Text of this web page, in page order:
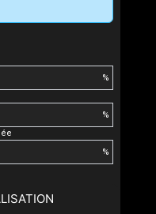
%
%
%